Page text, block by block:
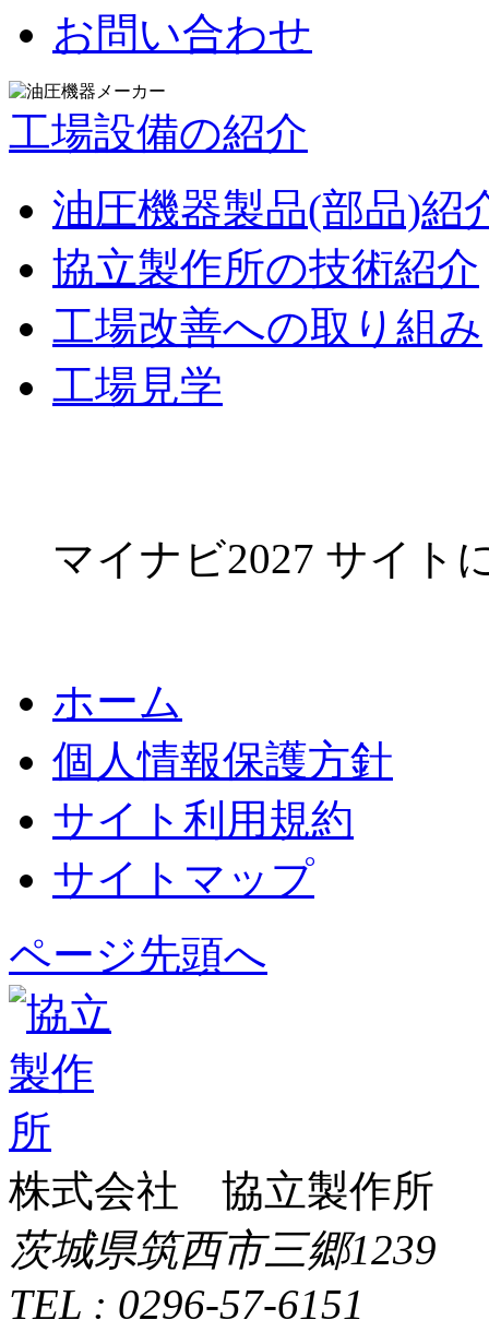
お問い合わせ
工場設備の紹介
油圧機器製品(部品)紹
協立製作所の技術紹介
工場改善への取り組み
工場見学
マイナビ2027 サイト
ホーム
個人情報保護方針
サイト利用規約
サイトマップ
ページ先頭へ
株式会社 協立製作所
茨城県筑西市三郷1239
TEL : 0296-57-6151